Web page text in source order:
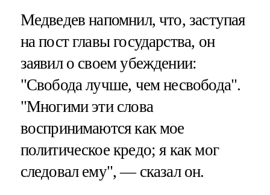
Медведев напомнил, что, заступая
на пост главы государства, он
заявил о своем убеждении:
"Свобода лучше, чем несвобода".
"Многими эти слова
воспринимаются как мое
политическое кредо; я как мог
следовал ему", — сказал он.